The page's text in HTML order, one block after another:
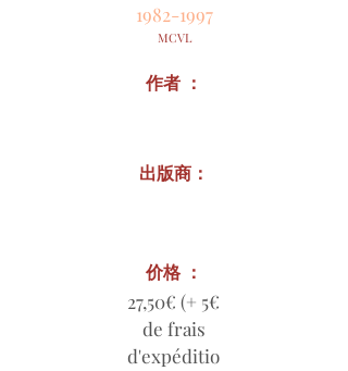
1982-1997
MCVL
作者 ：
出版商：
价格 ：
27,50€ (+ 5€
de frais
d'expéditio